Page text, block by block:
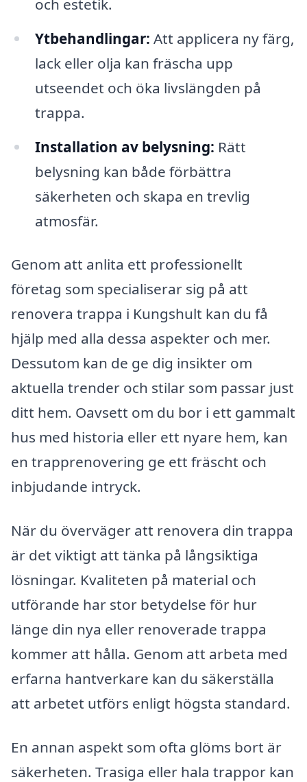
och estetik.
Ytbehandlingar: Att applicera ny färg,
lack eller olja kan fräscha upp
utseendet och öka livslängden på
trappa.
Installation av belysning: Rätt
belysning kan både förbättra
säkerheten och skapa en trevlig
atmosfär.
Genom att anlita ett professionellt
företag som specialiserar sig på att
renovera trappa i Kungshult kan du få
hjälp med alla dessa aspekter och mer.
Dessutom kan de ge dig insikter om
aktuella trender och stilar som passar just
ditt hem. Oavsett om du bor i ett gammalt
hus med historia eller ett nyare hem, kan
en trapprenovering ge ett fräscht och
inbjudande intryck.
När du överväger att renovera din trappa
är det viktigt att tänka på långsiktiga
lösningar. Kvaliteten på material och
utförande har stor betydelse för hur
länge din nya eller renoverade trappa
kommer att hålla. Genom att arbeta med
erfarna hantverkare kan du säkerställa
att arbetet utförs enligt högsta standard.
En annan aspekt som ofta glöms bort är
säkerheten. Trasiga eller hala trappor kan